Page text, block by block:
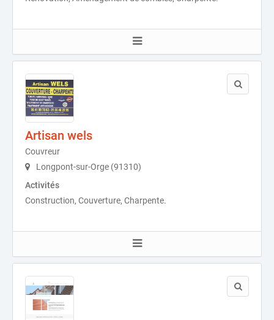
Artisan wels
Couvreur
Longpont-sur-Orge (91310)
Activités
Construction, Couverture, Charpente.